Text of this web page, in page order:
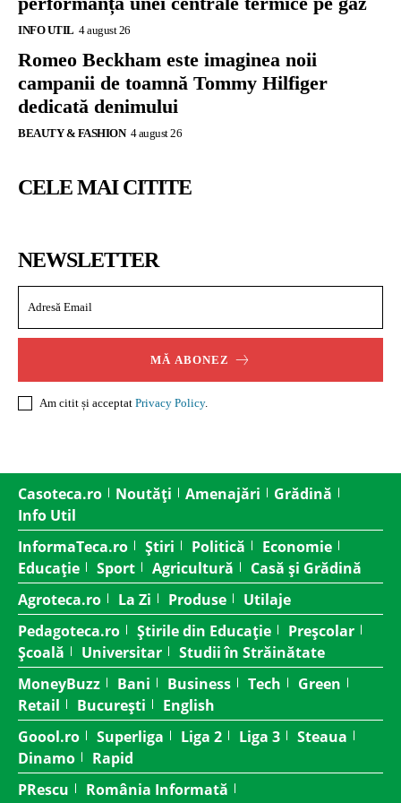
INFO UTIL 4 august 26
Romeo Beckham este imaginea noii
campanii de toamnă Tommy Hilfiger
dedicată denimului
BEAUTY & FASHION 4 august 26
CELE MAI CITITE
NEWSLETTER
MĂ ABONEZ
Am citit și acceptat Privacy Policy.
Casoteca.ro Noutăți Amenajări
Grădină
Info Util
InformaTeca.ro
Știri Politică
Economie
Educație
Sport Agricultură
Casă și Grădină
Agroteca.ro
La Zi Produse
Utilaje
Pedagoteca.ro
Știrile din Educație
Preșcolar
Școală
Universitar
Studii în Străinătate
MoneyBuzz
Bani Business Tech
Green
Retail
București
English
Goool.ro
Superliga Liga 2 Liga 3
Steaua
Dinamo
Rapid
PRescu
România Informată